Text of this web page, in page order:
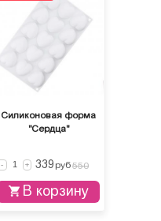
Силиконовая форма
"Сердца"
- + 339руб550
В корзину